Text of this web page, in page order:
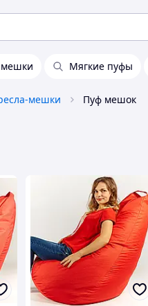
Мягкие пуфы
мешки Пуф мешок